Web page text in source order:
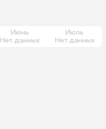
Июнь
Нет данных
Июль
Нет данных